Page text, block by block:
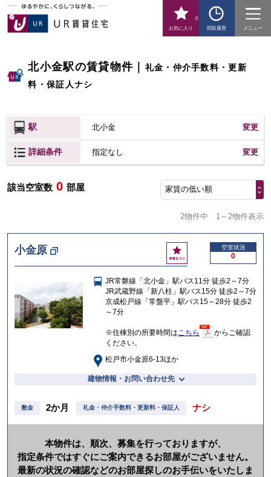
お気に入り
0
閲覧履歴
メニュー
北小金駅の賃貸物件
礼金・仲介手数料・更新
料・保証人ナシ
駅 北小金 変更
詳細条件 指定なし 変更
該当空室数 0 部屋 家賃の低い順
2物件中 1～2物件表示
小金原
お
気
入
り
空室状況
0
JR常磐線「北小金」駅バス11分 徒歩2～7分
JR武蔵野線「新八柱」駅バス15分 徒歩2～7分
京成松戸線「常盤平」駅バス15～28分 徒歩2
～7分
※住棟別の所要時間はこちら
からご確認
ください。
松戸市小金原6-13ほか
建物情報・お問い合わせ先
敷金 2か月 礼金・仲介手数料・更新料・保証人 ナシ
本物件は、順次、募集を行っておりますが、
指定条件ではすぐにご案内できるお部屋がございません。
最新の状況の確認などのお部屋探しのお手伝いをいたしま